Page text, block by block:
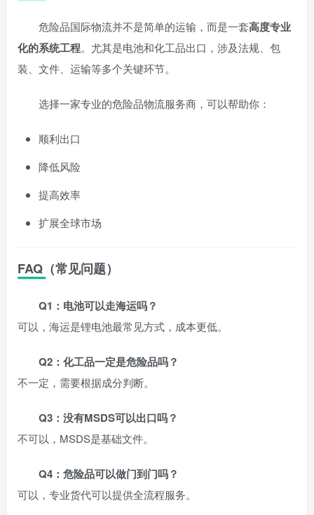
危险品国际物流并不是简单的运输，而是一套高度专业
化的系统工程。尤其是电池和化工品出口，涉及法规、包
装、文件、运输等多个关键环节。
选择一家专业的危险品物流服务商，可以帮助你：
顺利出口
降低风险
提高效率
扩展全球市场
FAQ（常见问题）
Q1：电池可以走海运吗？
可以，海运是锂电池最常见方式，成本更低。
Q2：化工品一定是危险品吗？
不一定，需要根据成分判断。
Q3：没有MSDS可以出口吗？
不可以，MSDS是基础文件。
Q4：危险品可以做门到门吗？
可以，专业货代可以提供全流程服务。